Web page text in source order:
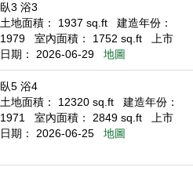
臥3 浴3
土地面積： 1937 sq.ft
建造年份：
1979
室內面積： 1752 sq.ft
上市
日期： 2026-06-29
地圖
臥5 浴4
土地面積： 12320 sq.ft
建造年份：
1971
室內面積： 2849 sq.ft
上市
日期： 2026-06-25
地圖